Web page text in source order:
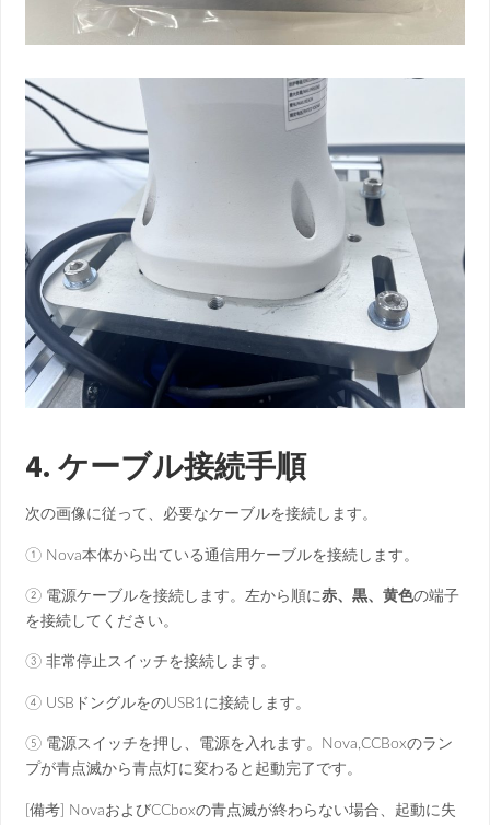
4. ケーブル接続手順
次の画像に従って、必要なケーブルを接続します。
① Nova本体から出ている通信用ケーブルを接続します。
② 電源ケーブルを接続します。左から順に赤、黒、黄色の端子
を接続してください。
③ 非常停止スイッチを接続します。
④ USBドングルをのUSB1に接続します。
⑤ 電源スイッチを押し、電源を入れます。Nova,CCBoxのラン
プが青点滅から青点灯に変わると起動完了です。
[備考] NovaおよびCCboxの青点滅が終わらない場合、起動に失